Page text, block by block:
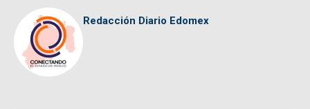
Redacción Diario Edomex